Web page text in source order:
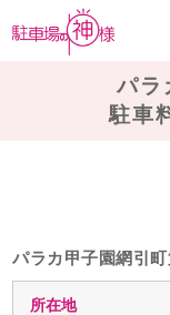
パラ
駐車
パラカ甲子園網引
所在地